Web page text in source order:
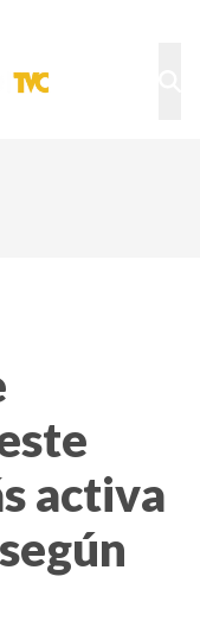
activa